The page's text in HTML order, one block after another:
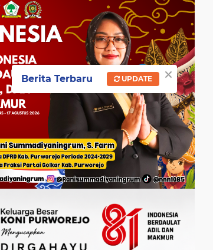
×
Berita Terbaru UPDATE